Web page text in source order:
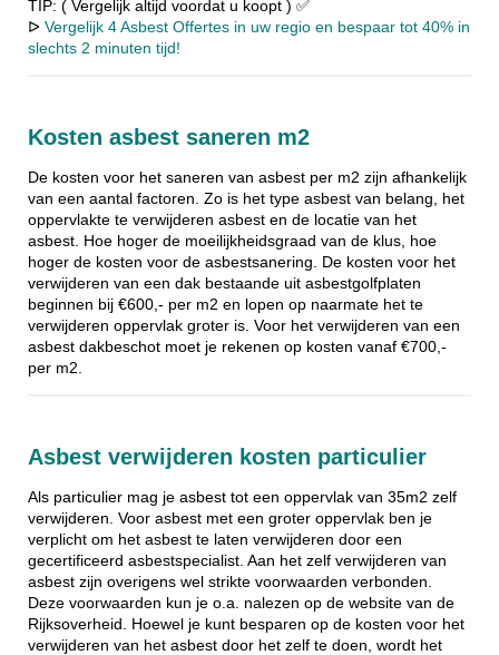
TIP: ( Vergelijk altijd voordat u koopt ) ✅
ᐅ Vergelijk 4 Asbest Offertes in uw regio en bespaar tot 40% in
slechts 2 minuten tijd!
Kosten asbest saneren m2
De kosten voor het saneren van asbest per m2 zijn afhankelijk
van een aantal factoren. Zo is het type asbest van belang, het
oppervlakte te verwijderen asbest en de locatie van het
asbest. Hoe hoger de moeilijkheidsgraad van de klus, hoe
hoger de kosten voor de asbestsanering. De kosten voor het
verwijderen van een dak bestaande uit asbestgolfplaten
beginnen bij €600,- per m2 en lopen op naarmate het te
verwijderen oppervlak groter is. Voor het verwijderen van een
asbest dakbeschot moet je rekenen op kosten vanaf €700,-
per m2.
Asbest verwijderen kosten particulier
Als particulier mag je asbest tot een oppervlak van 35m2 zelf
verwijderen. Voor asbest met een groter oppervlak ben je
verplicht om het asbest te laten verwijderen door een
gecertificeerd asbestspecialist. Aan het zelf verwijderen van
asbest zijn overigens wel strikte voorwaarden verbonden.
Deze voorwaarden kun je o.a. nalezen op de website van de
Rijksoverheid. Hoewel je kunt besparen op de kosten voor het
verwijderen van het asbest door het zelf te doen, wordt het